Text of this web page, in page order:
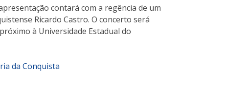
contará com a regência de um
Ricardo Castro. O concerto será
à Universidade Estadual do
da Conquista